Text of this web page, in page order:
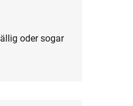
oder sogar